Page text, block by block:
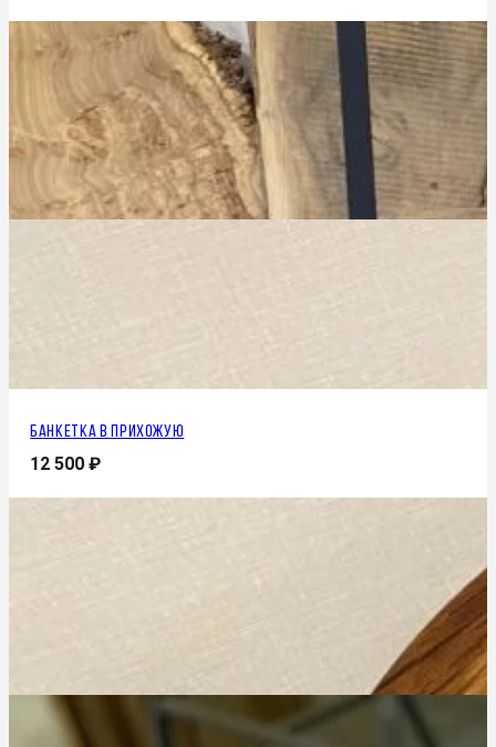
Банкетка в прихожую
12 500₽